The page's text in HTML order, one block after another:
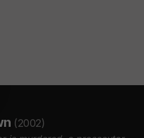
(2002)